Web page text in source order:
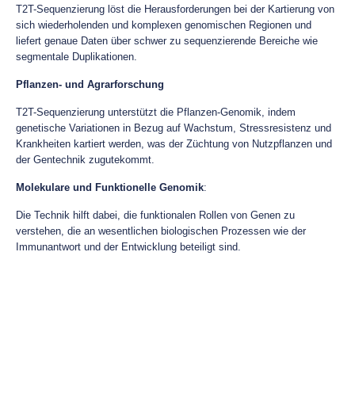
T2T-Sequenzierung löst die Herausforderungen bei der Kartierung von
sich wiederholenden und komplexen genomischen Regionen und
liefert genaue Daten über schwer zu sequenzierende Bereiche wie
segmentale Duplikationen.
Pflanzen- und Agrarforschung
T2T-Sequenzierung unterstützt die Pflanzen-Genomik, indem
genetische Variationen in Bezug auf Wachstum, Stressresistenz und
Krankheiten kartiert werden, was der Züchtung von Nutzpflanzen und
der Gentechnik zugutekommt.
Molekulare und Funktionelle Genomik:
Die Technik hilft dabei, die funktionalen Rollen von Genen zu
verstehen, die an wesentlichen biologischen Prozessen wie der
Immunantwort und der Entwicklung beteiligt sind.